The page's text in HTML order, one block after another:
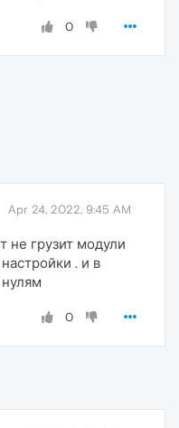
0
Apr 24, 2022, 9:45 AM
не грузит модули
. и в
0